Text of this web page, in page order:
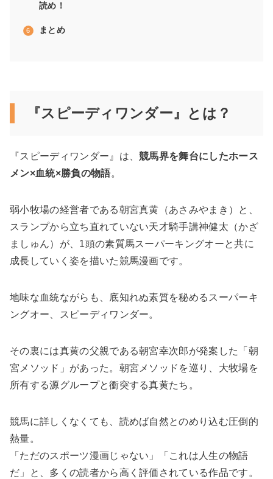
読め！
まとめ
『スピーディワンダー』とは？
『スピーディワンダー』は、競馬界を舞台にしたホース
メン×血統×勝負の物語。
弱小牧場の経営者である朝宮真黄（あさみやまき）と、
スランプから立ち直れていない天才騎手講神健太（かざ
ましゅん）が、1頭の素質馬スーパーキングオーと共に
成長していく姿を描いた競馬漫画です。
地味な血統ながらも、底知れぬ素質を秘めるスーパーキ
ングオー、スピーディワンダー。
その裏には真黄の父親である朝宮幸次郎が発案した「朝
宮メソッド」があった。朝宮メソッドを巡り、大牧場を
所有する源グループと衝突する真黄たち。
競馬に詳しくなくても、読めば自然とのめり込む圧倒的
熱量。
「ただのスポーツ漫画じゃない」「これは人生の物語
だ」と、多くの読者から高く評価されている作品です。